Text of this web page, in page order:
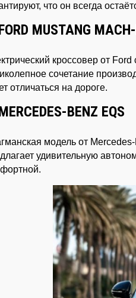
что он всегда
MUSTANG
кроссовер от
сочетание
отличаться на дороге.
BENZ EQS
модель от
удивительную